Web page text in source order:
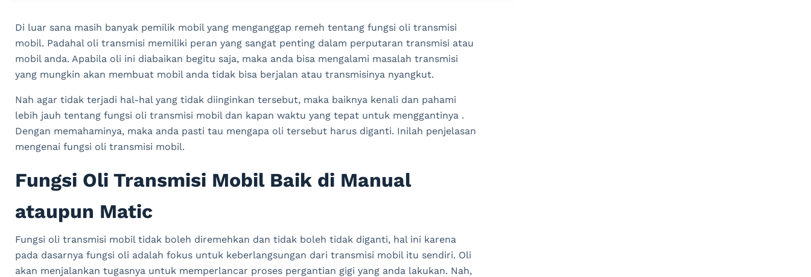
Di luar sana masih banyak pemilik mobil yang menganggap remeh tentang fungsi oli transmisi
mobil. Padahal oli transmisi memiliki peran yang sangat penting dalam perputaran transmisi atau
mobil anda. Apabila oli ini diabaikan begitu saja, maka anda bisa mengalami masalah transmisi
yang mungkin akan membuat mobil anda tidak bisa berjalan atau transmisinya nyangkut.
Nah agar tidak terjadi hal-hal yang tidak diinginkan tersebut, maka baiknya kenali dan pahami
lebih jauh tentang fungsi oli transmisi mobil dan kapan waktu yang tepat untuk menggantinya .
Dengan memahaminya, maka anda pasti tau mengapa oli tersebut harus diganti. Inilah penjelasan
mengenai fungsi oli transmisi mobil.
Fungsi Oli Transmisi Mobil Baik di Manual
ataupun Matic
Fungsi oli transmisi mobil tidak boleh diremehkan dan tidak boleh tidak diganti, hal ini karena
pada dasarnya fungsi oli adalah fokus untuk keberlangsungan dari transmisi mobil itu sendiri. Oli
akan menjalankan tugasnya untuk memperlancar proses pergantian gigi yang anda lakukan. Nah,